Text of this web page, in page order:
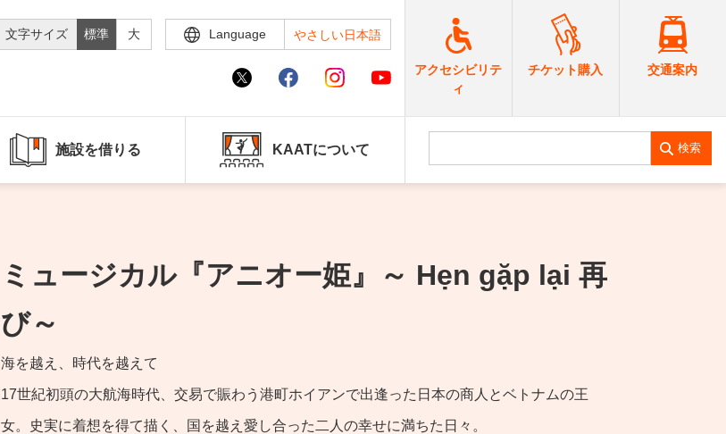
文字サイズ 標準 大 Language やさしい日本語
アクセシビリテ
ィ
チケット購入 交通案内
施設を借りる KAATについて 検索
ミュージカル『アニオー姫』～ Hẹn gặp lại 再
び～
海を越え、時代を越えて
17世紀初頭の大航海時代、交易で賑わう港町ホイアンで出逢った日本の商人とベトナムの王
女。史実に着想を得て描く、国を越え愛し合った二人の幸せに満ちた日々。